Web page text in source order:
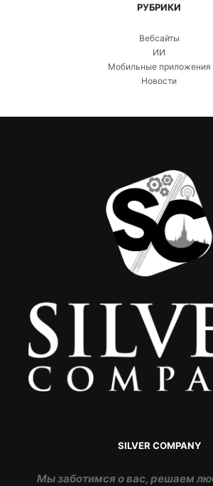
РУБРИКИ
Вебсайты
ИИ
Мобильные приложения
Новости
SILVER COMPANY
Мы заботимся о вас, решаем